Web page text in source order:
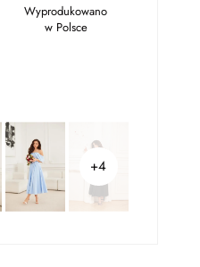
Wyprodukowano
w Polsce
+4